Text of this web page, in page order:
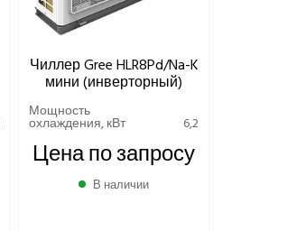
Чиллер Gree HLR8Pd/Na-K
мини (инверторный)
Мощность
охлаждения, кВт 6,2
Цена по запросу
В наличии